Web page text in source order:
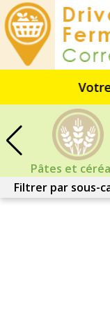
Pâtes et
Filtrer par sous-